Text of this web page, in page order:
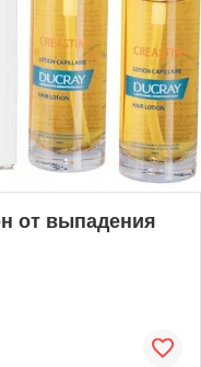
от выпадения